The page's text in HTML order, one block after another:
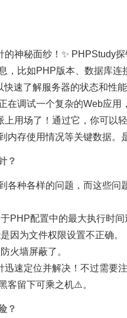
神秘面纱！✨ PHPStudy
，比如PHP版本、数据库
速了解服务器的状态和性能
在调试一个复杂的Web应用
用场了！通过它，你可以
内存使用情况等关键数据。
？
各种各样的问题，而这些问
PHP配置中的最大执行时间
因为文件权限设置不正确。
火墙屏蔽了。
速定位并解决！不过需要
客留下可乘之机⚠️。
？